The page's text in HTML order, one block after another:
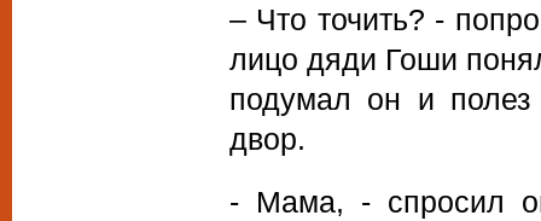
– Что точить? -
лицо дяди Гоши
подумал он и полез
двор.
- Мама, - спросил